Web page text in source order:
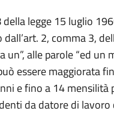
legge 15 luglio
2, comma 3,
alle parole “ed un
essere maggiorata
e fino a 14 mensilità
da datore di lavoro